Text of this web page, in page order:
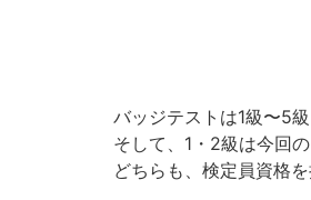
バッジテストは1級〜5
そして、1・2級は今回
どちらも、検定員資格